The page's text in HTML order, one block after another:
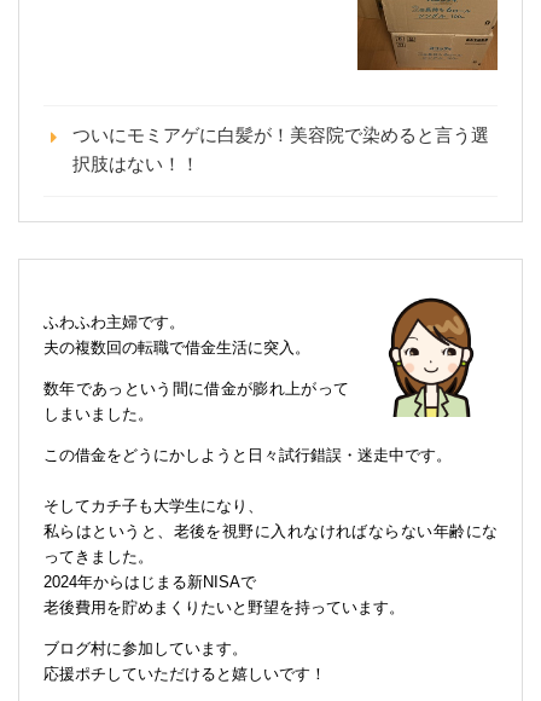
ついにモミアゲに白髪が！美容院で染めると言う選
択肢はない！！
ふわふわ主婦です。
夫の複数回の転職で借金生活に突入。
数年であっという間に借金が膨れ上がって
しまいました。
この借金をどうにかしようと日々試行錯誤・迷走中です。
そしてカチ子も大学生になり、
私らはというと、老後を視野に入れなければならない年齢にな
ってきました。
2024年からはじまる新NISAで
老後費用を貯めまくりたいと野望を持っています。
ブログ村に参加しています。
応援ポチしていただけると嬉しいです！